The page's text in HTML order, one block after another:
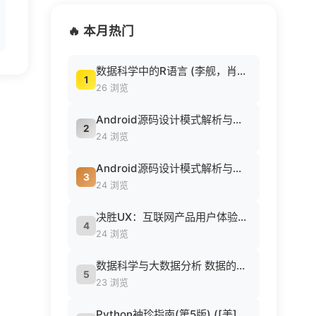
🔥 本月热门
1
数据科学中的R语言 (李舰，肖凯著, 李舰，肖凯著；吴喜之审校, Pdg2Pic).pdf
26 浏览
2
Android源码设计模式解析与实战 (何红辉，关爱民著, 何红辉, 关爱民著, 何红辉, 关爱民).pdf
24 浏览
3
Android源码设计模式解析与实战 (何红辉，关爱民著, 何红辉, 关爱民著, 何红辉, 关爱民).pdf
24 浏览
4
决胜UX：互联网产品用户体验策略 ([美] Jaime Levy [[美] Jaime Levy]).epub
24 浏览
5
数据科学与大数据分析 数据的发现 分析 可视化与表示 ( etc.).epub
23 浏览